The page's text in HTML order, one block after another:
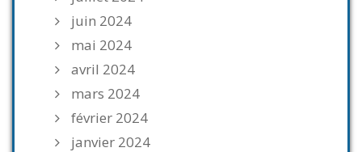
juin 2024
mai 2024
avril 2024
mars 2024
février 2024
janvier 2024